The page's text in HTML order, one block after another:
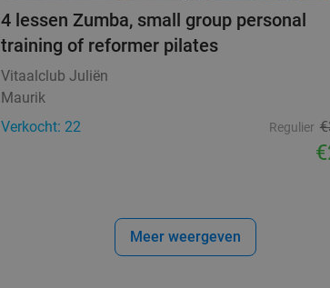
4 lessen Zumba, small group personal
training of reformer pilates
Vitaalclub Juliën
Maurik
Verkocht: 22
Regulier
Meer weergeven